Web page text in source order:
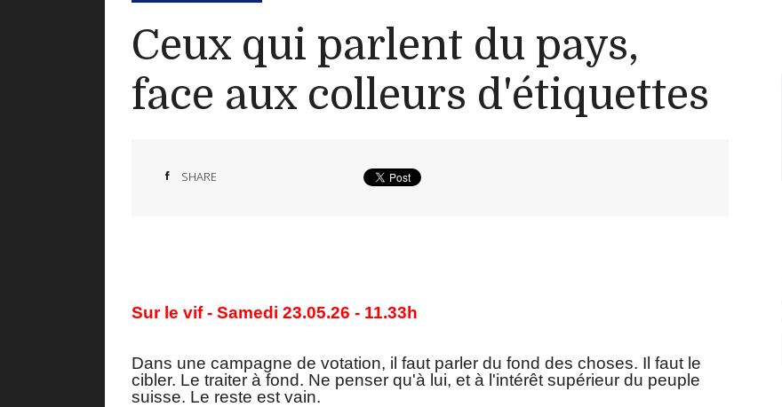
Ceux qui parlent du pays,
face aux colleurs d'étiquettes
SHARE
Sur le vif - Samedi 23.05.26 - 11.33h
Dans une campagne de votation, il faut parler du fond des choses. Il faut le
cibler. Le traiter à fond. Ne penser qu'à lui, et à l'intérêt supérieur du peuple
suisse. Le reste est vain.